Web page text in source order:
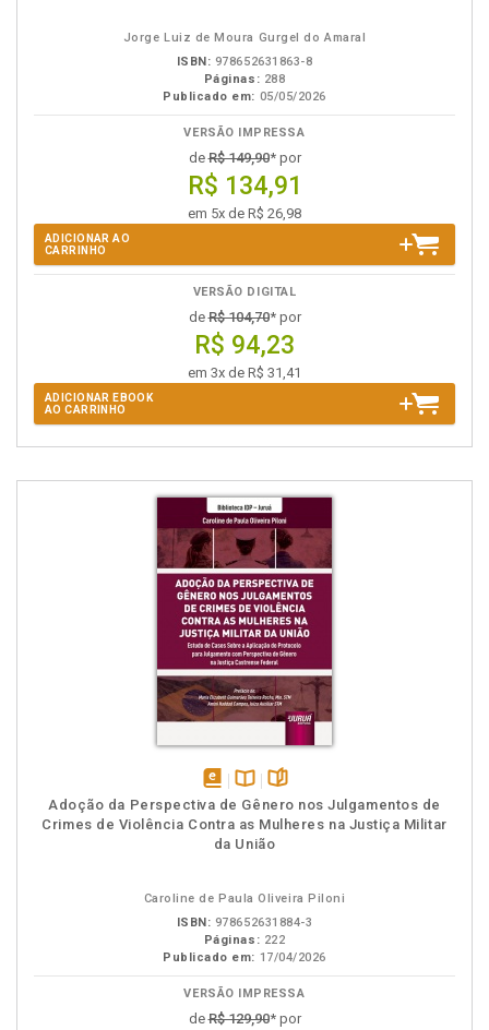
Jorge Luiz de Moura Gurgel do Amaral
ISBN: 978652631863-8
Páginas: 288
Publicado em: 05/05/2026
VERSÃO IMPRESSA
deR$ 149,90* por
R$ 134,91
em 5x de R$ 26,98
ADICIONAR AO
CARRINHO
VERSÃO DIGITAL
deR$ 104,70* por
R$ 94,23
em 3x de R$ 31,41
ADICIONAR EBOOK
AO CARRINHO
disponível
em
eBook
Disponível
na
B.V.
páginas
Adoção da Perspectiva de Gênero nos Julgamentos de
Crimes de Violência Contra as Mulheres na Justiça Militar
da União
Caroline de Paula Oliveira Piloni
ISBN: 978652631884-3
Páginas: 222
Publicado em: 17/04/2026
VERSÃO IMPRESSA
deR$ 129,90* por